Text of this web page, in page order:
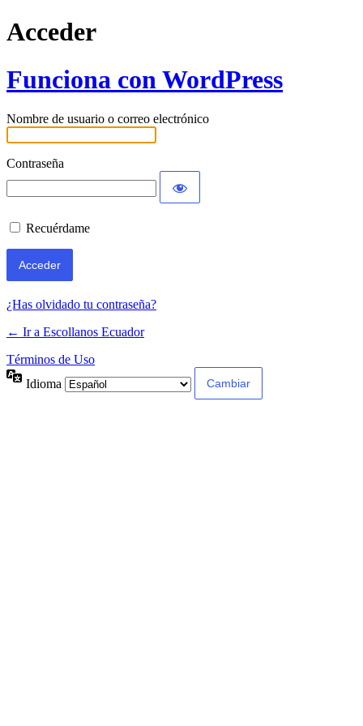
Acceder
Funciona con WordPress
Nombre de usuario o correo electrónico
Contraseña
Recuérdame
¿Has olvidado tu contraseña?
← Ir a Escollanos Ecuador
Términos de Uso
Idioma